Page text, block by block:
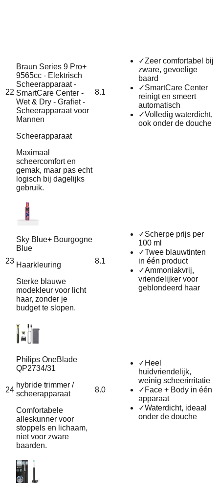
22
Braun Series 9 Pro+
9565cc - Elektrisch
Scheerapparaat -
SmartCare Center -
Wet & Dry - Grafiet -
Scheerapparaat voor
Mannen
Scheerapparaat
Maximaal
scheercomfort en
gemak, maar pas echt
logisch bij dagelijks
gebruik.
8.1
✓Zeer comfortabel bij
zware, gevoelige
baard
✓SmartCare Center
reinigt en smeert
automatisch
✓Volledig waterdicht,
ook onder de douche
23
Sky Blue+ Bourgogne
Blue
Haarkleuring
Sterke blauwe
modekleur voor licht
haar, zonder je
budget te slopen.
8.1
✓Scherpe prijs per
100 ml
✓Twee blauwtinten
in één product
✓Ammoniakvrij,
vriendelijker voor
geblondeerd haar
24
Philips OneBlade
QP2734/31
hybride trimmer /
scheerapparaat
Comfortabele
alleskunner voor
stoppels en lichaam,
niet voor zware
baarden.
8.0
✓ Heel
huidvriendelijk,
weinig scheerirritatie
✓ Face + Body in één
apparaat
✓Waterdicht, ideaal
onder de douche